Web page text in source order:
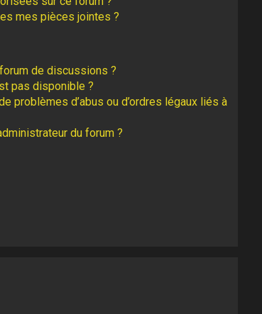
mes pièces jointes ?
de discussions ?
pas disponible ?
problèmes d’abus ou d’ordres légaux liés à
du forum ?